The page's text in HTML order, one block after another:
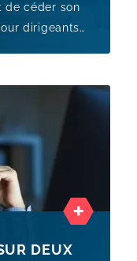
de céder son
dirigeants
DEUX